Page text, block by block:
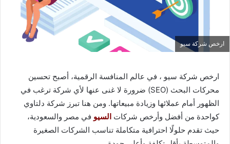
ارخص شركة سيو
ارخص شركة سيو ، في عالم المنافسة الرقمية، أصبح تحسين
محركات البحث (SEO) ضرورة لا غنى عنها لأي شركة ترغب في
الظهور أمام عملائها وزيادة مبيعاتها. ومن هنا تبرز شركة دلتاوي
كواحدة من أفضل وأرخص شركات السيو في مصر والسعودية،
حيث تقدم حلولًا احترافية متكاملة تناسب الشركات الصغيرة